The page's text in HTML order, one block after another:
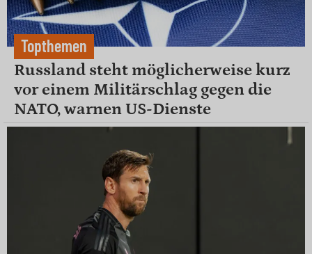
Topthemen
Russland steht möglicherweise kurz
vor einem Militärschlag gegen die
NATO, warnen US-Dienste